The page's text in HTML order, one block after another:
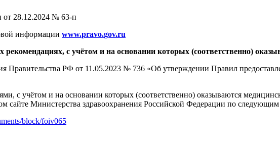
от 28.12.2024 № 63-п
информации www.pravo.gov.ru
рекомендациях, с учётом и на основании которых (соответственно)
Правительства РФ от 11.05.2023 № 736 «Об утверждении Правил
с учётом и на основании которых (соответственно) оказываются
Министерства здравоохранения Российской Федерации по
block/foiv065